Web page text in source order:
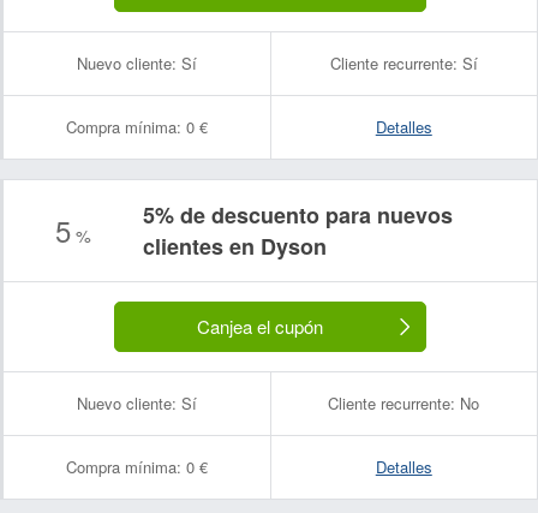
Nuevo cliente: Sí Cliente recurrente: Sí
Compra mínima: 0 € Detalles
5%
5% de descuento para nuevos
clientes en Dyson
Canjea el cupón
Nuevo cliente: Sí Cliente recurrente: No
Compra mínima: 0 € Detalles